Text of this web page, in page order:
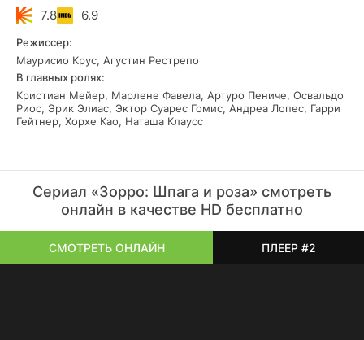
7.8 6.9
Режиссер:
Маурисио Крус, Агустин Рестрепо
В главных ролях:
Кристиан Мейер, Марлене Фавела, Артуро Пениче, Освальдо
Риос, Эрик Элиас, Эктор Суарес Гомис, Андреа Лопес, Гарри
Гейтнер, Хорхе Као, Наташа Клаусс
Сериал «Зорро: Шпага и роза» смотреть
онлайн в качестве HD бесплатно
СМОТРЕТЬ ОНЛАЙН ПЛЕЕР #2